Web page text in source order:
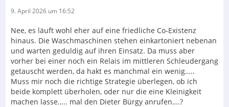
der schönen Chassis erfreut und immer die
Abdeckungen draufgelassen. Daher kommen die
unterschiedlichen Holztöne auf der Front.....
VG,
Sascha
9. April 2026 um 16:52
Nee, es läuft wohl eher auf eine friedliche Co-Existenz
hinaus. Die Waschmaschinen stehen einkartoniert nebenan
und warten geduldig auf ihren Einsatz. Da muss aber
vorher bei einer noch ein Relais im mittleren Schleudergang
getauscht werden, da hakt es manchmal ein wenig…..
Muss mir noch die richtige Strategie überlegen, ob ich
beide komplett überholen, oder nur die eine Kleinigkeit
machen lasse….. mal den Dieter Bürgy anrufen….?